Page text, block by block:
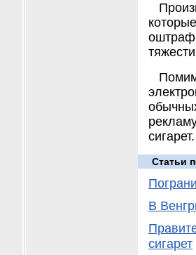
сигарет.
Статьи
В
сигарет